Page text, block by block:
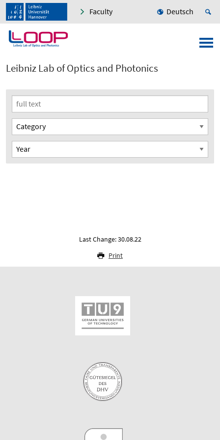
Faculty Deutsch
Leibniz Lab of Optics and Photonics
Last Change: 30.08.22
Print